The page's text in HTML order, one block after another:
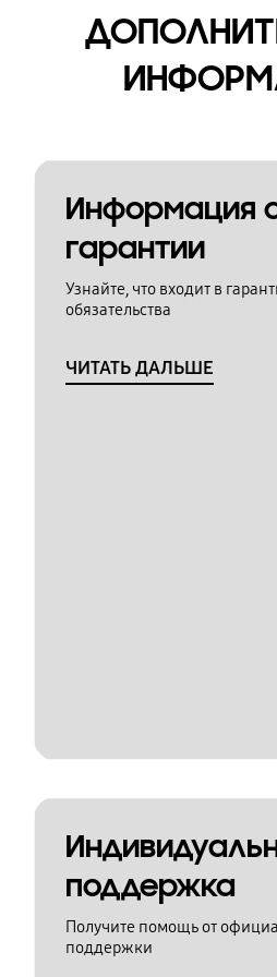
Информация
гарантии
Узнайте, что входит в
обязательства
ЧИТАТЬ ДАЛЬШЕ
поддержка
Получите помощь от
поддержки